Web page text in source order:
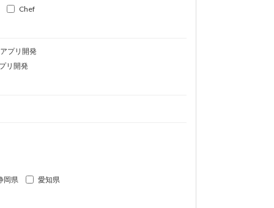
Chef
プリ開発
リ開発
岡県
愛知県